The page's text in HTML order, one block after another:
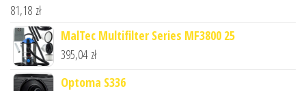
81,18 zł
MalTec Multifilter Series MF3800 25
395,04 zł
Optoma S336